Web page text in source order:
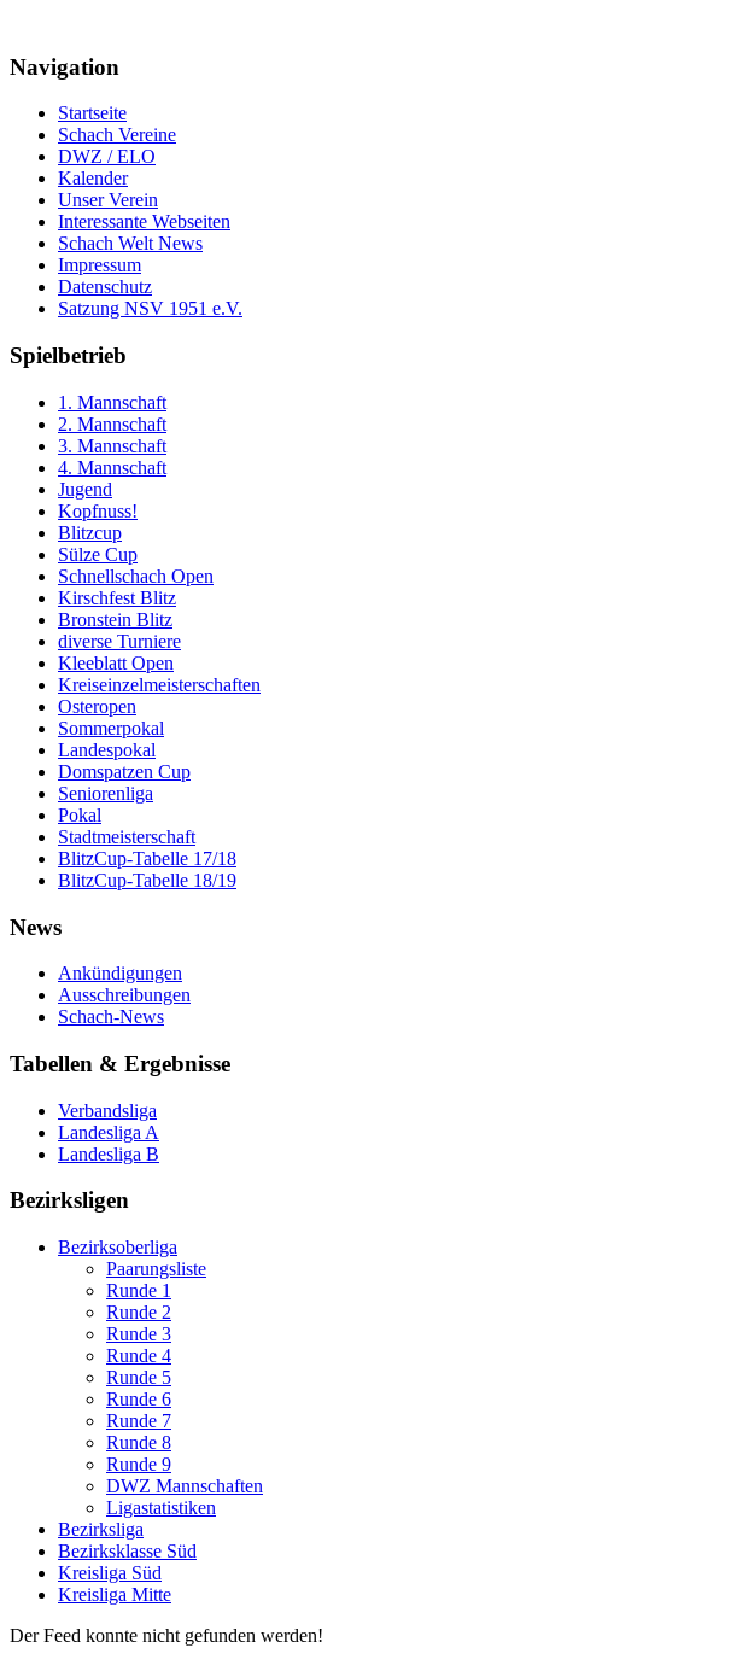
Navigation
Startseite
Schach Vereine
DWZ / ELO
Kalender
Unser Verein
Interessante Webseiten
Schach Welt News
Impressum
Datenschutz
Satzung NSV 1951 e.V.
Spielbetrieb
1. Mannschaft
2. Mannschaft
3. Mannschaft
4. Mannschaft
Jugend
Kopfnuss!
Blitzcup
Sülze Cup
Schnellschach Open
Kirschfest Blitz
Bronstein Blitz
diverse Turniere
Kleeblatt Open
Kreiseinzelmeisterschaften
Osteropen
Sommerpokal
Landespokal
Domspatzen Cup
Seniorenliga
Pokal
Stadtmeisterschaft
BlitzCup-Tabelle 17/18
BlitzCup-Tabelle 18/19
News
Ankündigungen
Ausschreibungen
Schach-News
Tabellen & Ergebnisse
Verbandsliga
Landesliga A
Landesliga B
Bezirksligen
Bezirksoberliga
Paarungsliste
Runde 1
Runde 2
Runde 3
Runde 4
Runde 5
Runde 6
Runde 7
Runde 8
Runde 9
DWZ Mannschaften
Ligastatistiken
Bezirksliga
Bezirksklasse Süd
Kreisliga Süd
Kreisliga Mitte
Der Feed konnte nicht gefunden werden!